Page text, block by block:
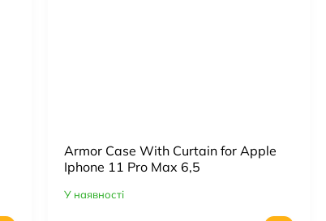
Armor Case With Curtain for Apple
Iphone 11 Pro Max 6,5
У наявності